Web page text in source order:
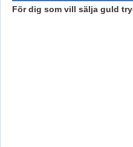
För dig som vill sälja guld